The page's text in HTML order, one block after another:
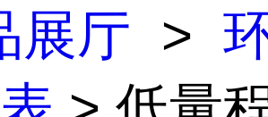
展厅 >